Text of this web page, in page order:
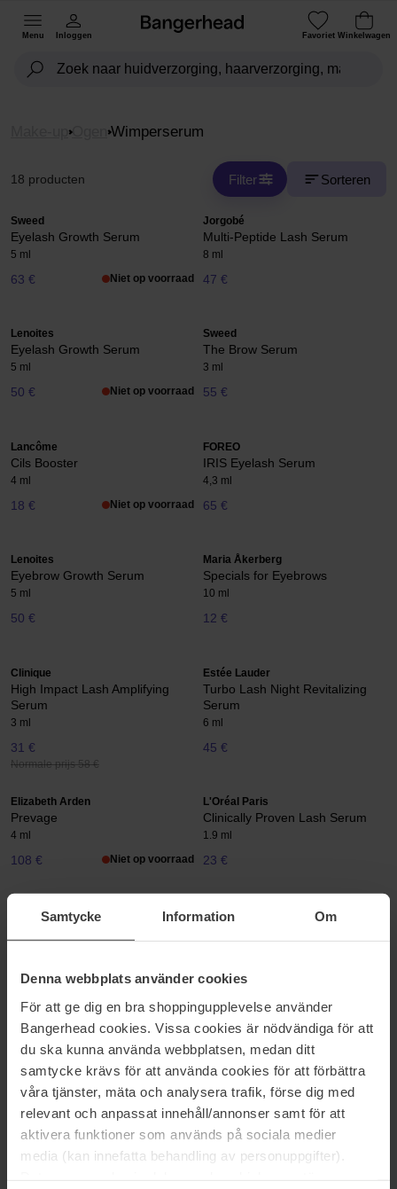
Samtycke Information Om
Denna webbplats använder cookies
För att ge dig en bra shoppingupplevelse använder
Bangerhead cookies. Vissa cookies är nödvändiga för att
du ska kunna använda webbplatsen, medan ditt
samtycke krävs för att använda cookies för att förbättra
våra tjänster, mäta och analysera trafik, förse dig med
relevant och anpassat innehåll/annonser samt för att
aktivera funktioner som används på sociala medier
media (kan innefatta behandling av personuppgifter).
Menu Inloggen Favoriet Winkelwagen
Ogen Wimperserum
18 producten Filter Sorteren
Sweed
Eyelash Growth Serum
5 ml
63 € Niet op voorraad
Jorgobé
Multi-Peptide Lash Serum
8 ml
47 €
Lenoites
Eyelash Growth Serum
5 ml
50 € Niet op voorraad
Sweed
The Brow Serum
3 ml
55 €
Lancôme
Cils Booster
4 ml
18 € Niet op voorraad
FOREO
IRIS Eyelash Serum
4,3 ml
65 €
Lenoites
Eyebrow Growth Serum
5 ml
50 €
Maria Åkerberg
Specials for Eyebrows
10 ml
12 €
Clinique
High Impact Lash Amplifying
Serum
3 ml
31 €
Normale prijs 58 €
Estée Lauder
Turbo Lash Night Revitalizing
Serum
6 ml
45 €
Elizabeth Arden
Prevage
4 ml
108 € Niet op voorraad
L'Oréal Paris
Clinically Proven Lash Serum
1.9 ml
23 €
Lancôme
Serum
Lumene
Serum
MAC Cosmetics
- Stark Stack
12 ml
38 €
Pixi
Large Lash Serum
Large Lash Serum
23 € Niet op voorraad